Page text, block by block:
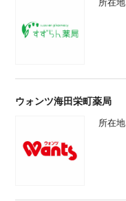
ウォンツ海田栄町薬局
所在地